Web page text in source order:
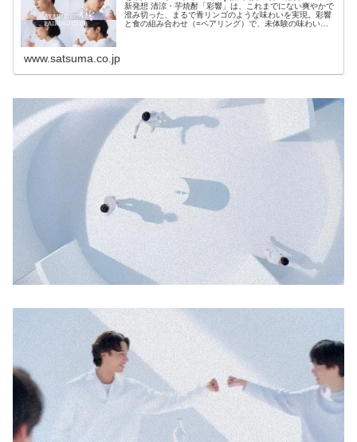
新発想 清涼・芋焼酎「彩響」は、これまでにない爽やかで
澄み切った、まるで青リンゴのような味わいを実現。彩響
と食の組み合わせ（=ペアリング）で、未体験の味わいと
www.satsuma.co.jp